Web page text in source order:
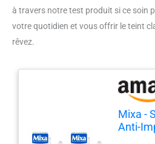
à travers notre test produit si ce soin
votre quotidien et vous offrir le teint
rêvez.
Mixa -
Anti-